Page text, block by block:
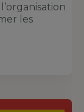
les